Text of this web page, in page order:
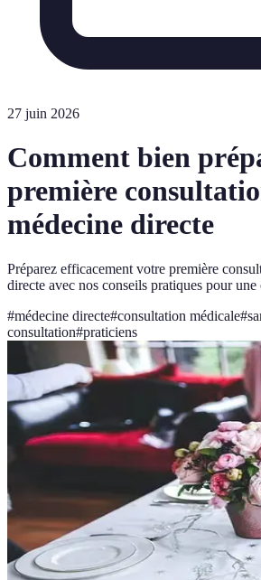
27 juin 2026
Comment bien
première
médecine directe
Préparez efficacement votre première
directe avec nos conseils pratiques pour
#médecine directe#consultation médicale#
consultation#praticiens